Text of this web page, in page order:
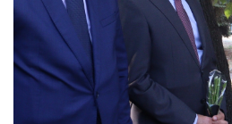
Василев,
email:
v.vasilev@flagman.bg
Катя
Касабова,
еmail:k.kassabova@flagman.bg